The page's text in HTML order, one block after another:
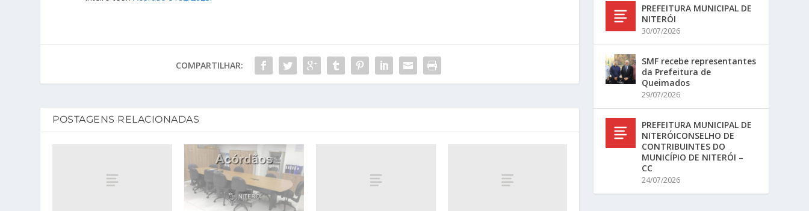
COMPARTILHAR:
POSTAGENS RELACIONADAS
PREFEITURA MUNICIPAL DE
NITERÓI
30/07/2026
SMF recebe representantes
da Prefeitura de
Queimados
29/07/2026
PREFEITURA MUNICIPAL DE
NITERÓICONSELHO DE
CONTRIBUINTES DO
MUNICÍPIO DE NITERÓI –
CC
24/07/2026